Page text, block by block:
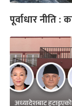
पूर्वाधार नीति :